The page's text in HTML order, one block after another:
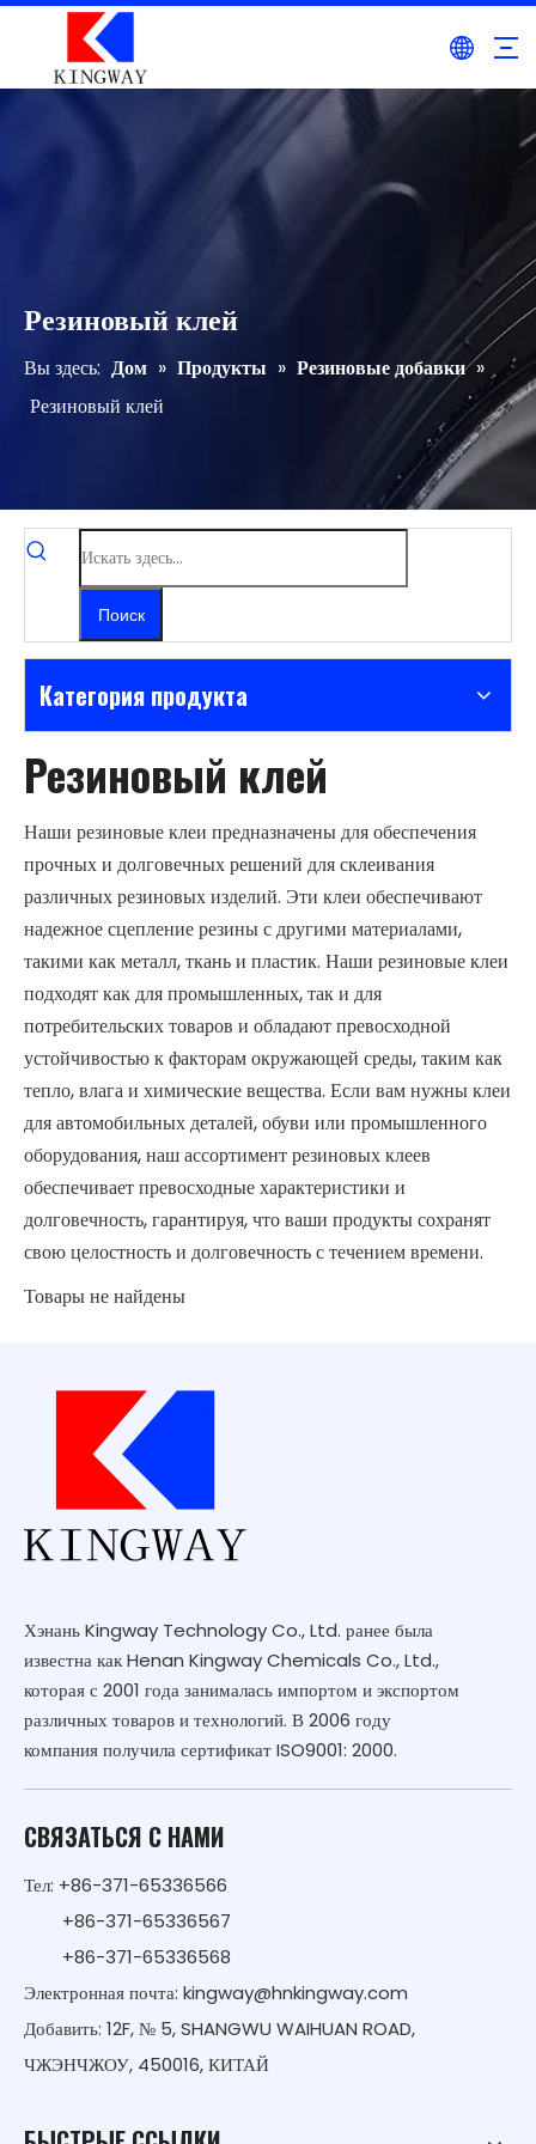
Резиновый клей
Вы здесь: Дом » Продукты » Резиновые добавки »
Резиновый клей
Поиск
Категория продукта
Резиновый клей
Наши резиновые клеи предназначены для обеспечения
прочных и долговечных решений для склеивания
различных резиновых изделий. Эти клеи обеспечивают
надежное сцепление резины с другими материалами,
такими как металл, ткань и пластик. Наши резиновые клеи
подходят как для промышленных, так и для
потребительских товаров и обладают превосходной
устойчивостью к факторам окружающей среды, таким как
тепло, влага и химические вещества. Если вам нужны клеи
для автомобильных деталей, обуви или промышленного
оборудования, наш ассортимент резиновых клеев
обеспечивает превосходные характеристики и
долговечность, гарантируя, что ваши продукты сохранят
свою целостность и долговечность с течением времени.
Товары не найдены
Хэнань Kingway Technology Co., Ltd. ранее была
известна как Henan Kingway Chemicals Co., Ltd.,
которая с 2001 года занималась импортом и экспортом
различных товаров и технологий. В 2006 году
компания получила сертификат ISO9001: 2000.
СВЯЗАТЬСЯ С НАМИ
Тел: +86-371-65336566
+86-371-65336567
+86-371-65336568
Электронная почта: kingway@hnkingway.com
Добавить: 12F, № 5, SHANGWU WAIHUAN ROAD,
ЧЖЭНЧЖОУ, 450016, КИТАЙ